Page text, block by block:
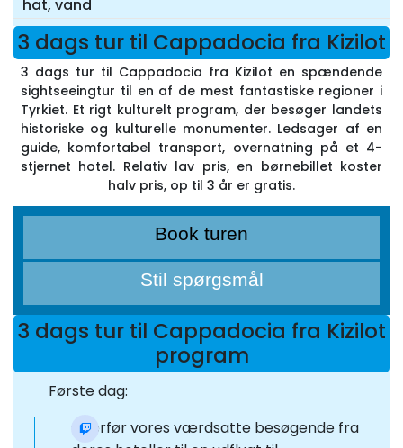
hat, vand
3 dags tur til Cappadocia fra Kizilot
3 dags tur til Cappadocia fra Kizilot en spændende
sightseeingtur til en af de mest fantastiske regioner i
Tyrkiet. Et rigt kulturelt program, der besøger landets
historiske og kulturelle monumenter. Ledsager af en
guide, komfortabel transport, overnatning på et 4-
stjernet hotel. Relativ lav pris, en børnebillet koster
halv pris, op til 3 år er gratis.
Book turen
Stil spørgsmål
3 dags tur til Cappadocia fra Kizilot
program
Første dag:
Overfør vores værdsatte besøgende fra